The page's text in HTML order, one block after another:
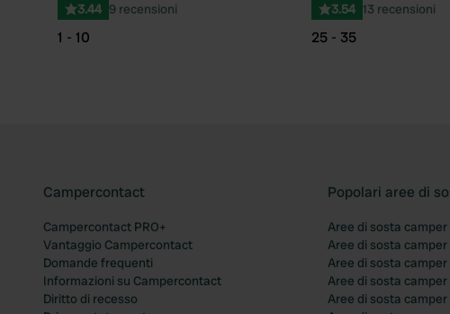
3.44 9 recensioni
1 - 10
3.54 13 recensioni
25 - 35
Campercontact
Campercontact PRO+
Vantaggio Campercontact
Domande frequenti
Informazioni su Campercontact
Diritto di recesso
Popolari aree di
Aree di sosta camper
Aree di sosta camper
Aree di sosta camper
Aree di sosta camper
Aree di sosta camper